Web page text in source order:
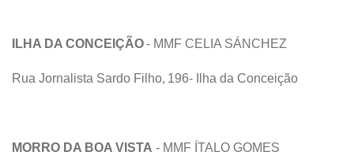
ILHA DA CONCEIÇÃO- MMF CELIA SÁNCHEZ
Rua Jornalista Sardo Filho, 196- Ilha da Conceição
MORRO DA BOA VISTA - MMF ÍTALO GOMES